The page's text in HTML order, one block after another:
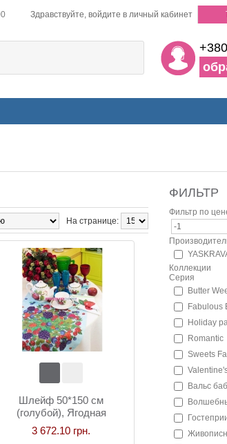
18:00 Здравствуйте, войдите в личный кабинет
ФИЛЬТР
Фильтр по
Коллекции
Серия
Butter
Fabulous
Holiday
Romantic
Sweets
Вальс
На странице:
Шлейф 50*150 см
(голубой), Ягодная
рапсодия
3 672.10 грн.